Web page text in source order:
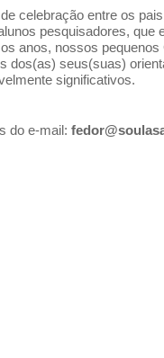
celebração entre os
pesquisadores, que
anos, nossos
dos(as) seus(suas)
significativos.
do e-mail: